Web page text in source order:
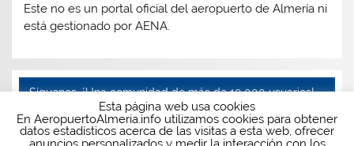
Este no es un portal oficial del aeropuerto de Almería ni
está gestionado por AENA.
Síguenos, ¡Una comunidad de más de 10.000 usuarios!
Facebook
TwitterInstagramTelegram
Esta página web usa cookies
En AeropuertoAlmeria.info utilizamos cookies para obtener
datos estadísticos acerca de las visitas a esta web, ofrecer